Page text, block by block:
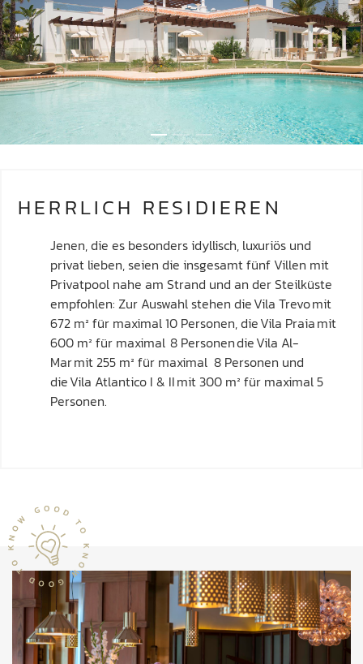
HERRLICH RESIDIEREN
Jenen, die es besonders idyllisch, luxuriös und
privat lieben, seien die insgesamt fünf Villen mit
Privatpool nahe am Strand und an der Steilküste
empfohlen: Zur Auswahl stehen die Vila Trevo mit
672 m² für maximal 10 Personen, die Vila Praia mit
600 m² für maximal 8 Personen die Vila Al-
Mar mit 255 m² für maximal 8 Personen und
die Vila Atlantico I & II mit 300 m² für maximal 5
Personen.